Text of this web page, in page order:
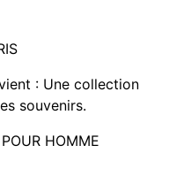
: Une collection
souvenirs.
HOMME